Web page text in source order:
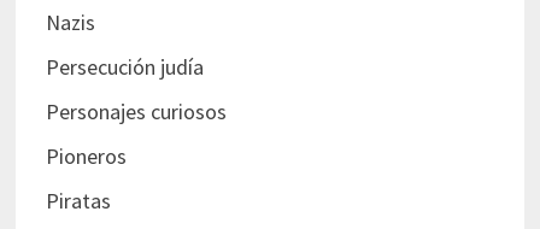
Nazis
Persecución judía
Personajes curiosos
Pioneros
Piratas